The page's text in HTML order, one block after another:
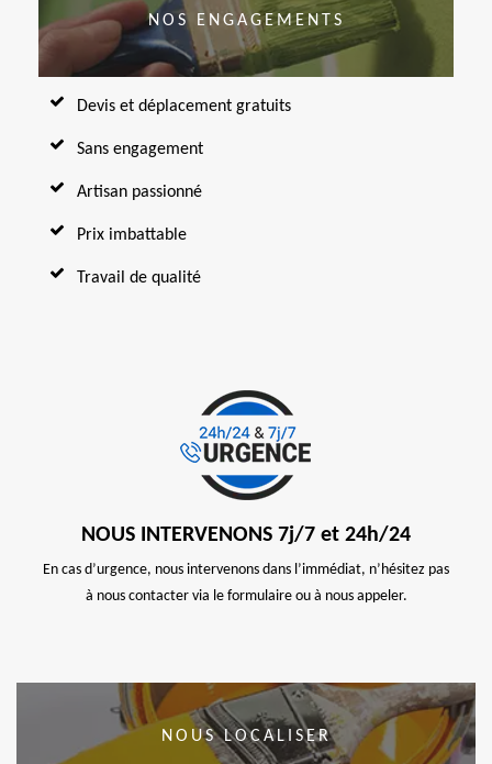
NOS ENGAGEMENTS
Devis et déplacement gratuits
Sans engagement
Artisan passionné
Prix imbattable
Travail de qualité
NOUS INTERVENONS 7j/7 et 24h/24
En cas d’urgence, nous intervenons dans l’immédiat, n’hésitez pas
à nous contacter via le formulaire ou à nous appeler.
NOUS LOCALISER